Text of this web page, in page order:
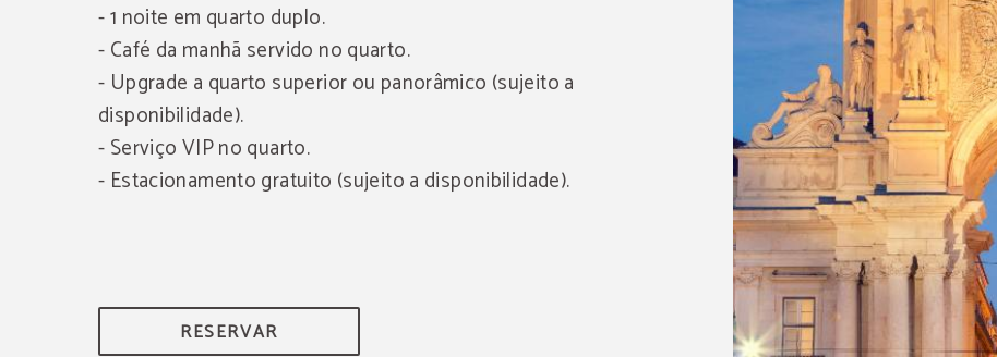
- 1 noite em quarto duplo.
- Café da manhã servido no quarto.
- Upgrade a quarto superior ou panorâmico (sujeito a
disponibilidade).
- Serviço VIP no quarto.
- Estacionamento gratuito (sujeito a disponibilidade).
RESERVAR